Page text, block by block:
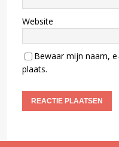
Website
Bewaar mijn naam,
plaats.